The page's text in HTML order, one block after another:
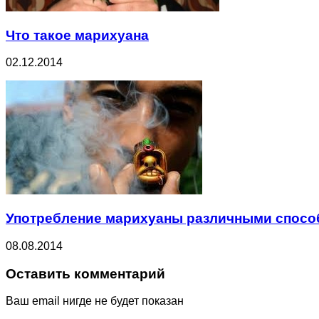
Что такое марихуана
02.12.2014
Употребление марихуаны различными
08.08.2014
Оставить комментарий
Ваш email нигде не будет показан